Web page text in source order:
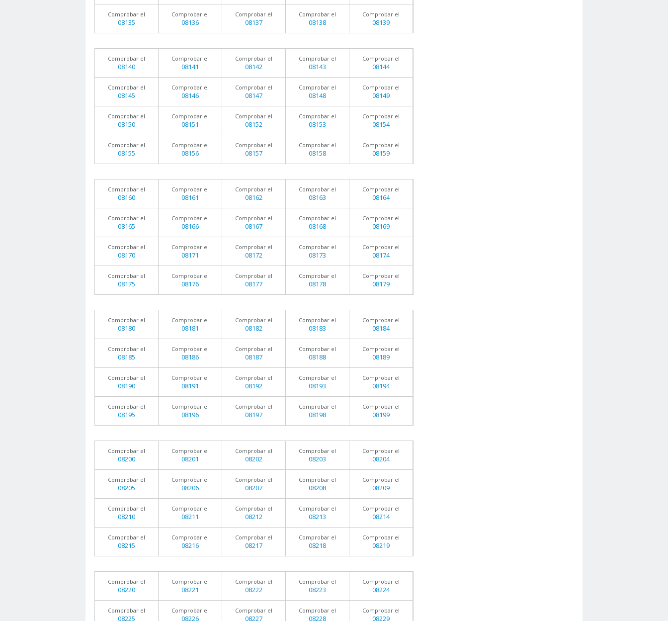
Comprobar el
08135
Comprobar el
08136
Comprobar el
08137
Comprobar el
08138
Comprobar el
08139
Comprobar el
08140
Comprobar el
08141
Comprobar el
08142
Comprobar el
08143
Comprobar el
08144
Comprobar el
08145
Comprobar el
08146
Comprobar el
08147
Comprobar el
08148
Comprobar el
08149
Comprobar el
08150
Comprobar el
08151
Comprobar el
08152
Comprobar el
08153
Comprobar el
08154
Comprobar el
08155
Comprobar el
08156
Comprobar el
08157
Comprobar el
08158
Comprobar el
08159
Comprobar el
08160
Comprobar el
08161
Comprobar el
08162
Comprobar el
08163
Comprobar el
08164
Comprobar el
08165
Comprobar el
08166
Comprobar el
08167
Comprobar el
08168
Comprobar el
08169
Comprobar el
08170
Comprobar el
08171
Comprobar el
08172
Comprobar el
08173
Comprobar el
08174
Comprobar el
08175
Comprobar el
08176
Comprobar el
08177
Comprobar el
08178
Comprobar el
08179
Comprobar el
08180
Comprobar el
08181
Comprobar el
08182
Comprobar el
08183
Comprobar el
08184
Comprobar el
08185
Comprobar el
08186
Comprobar el
08187
Comprobar el
08188
Comprobar el
08189
Comprobar el
08190
Comprobar el
08191
Comprobar el
08192
Comprobar el
08193
Comprobar el
08194
Comprobar el
08195
Comprobar el
08196
Comprobar el
08197
Comprobar el
08198
Comprobar el
08199
Comprobar el
08200
Comprobar el
08201
Comprobar el
08202
Comprobar el
08203
Comprobar el
08204
Comprobar el
08205
Comprobar el
08206
Comprobar el
08207
Comprobar el
08208
Comprobar el
08209
Comprobar el
08210
Comprobar el
08211
Comprobar el
08212
Comprobar el
08213
Comprobar el
08214
Comprobar el
08215
Comprobar el
08216
Comprobar el
08217
Comprobar el
08218
Comprobar el
08219
Comprobar el
08220
Comprobar el
08221
Comprobar el
08222
Comprobar el
08223
Comprobar el
08224
Comprobar el
08225
Comprobar el
08226
Comprobar el
08227
Comprobar el
08228
Comprobar el
08229